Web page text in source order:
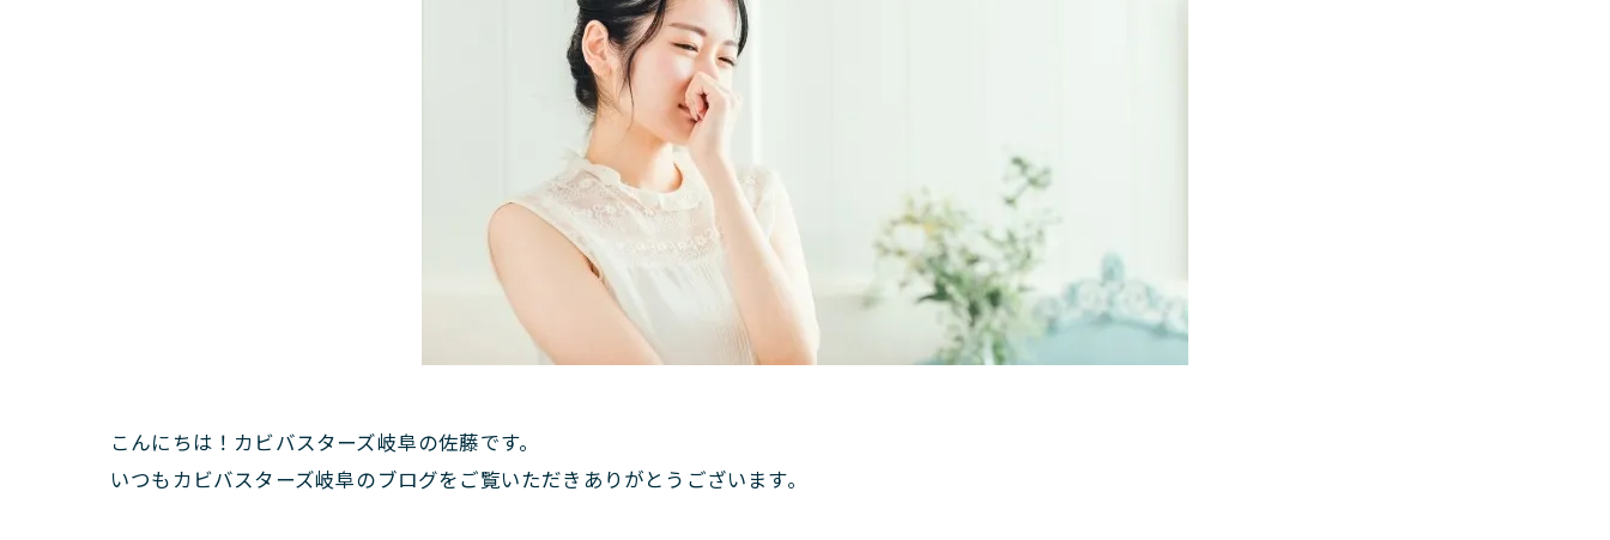
こんにちは！カビバスターズ岐阜の佐藤です。
いつもカビバスターズ岐阜のブログをご覧いただきありがとうございます。